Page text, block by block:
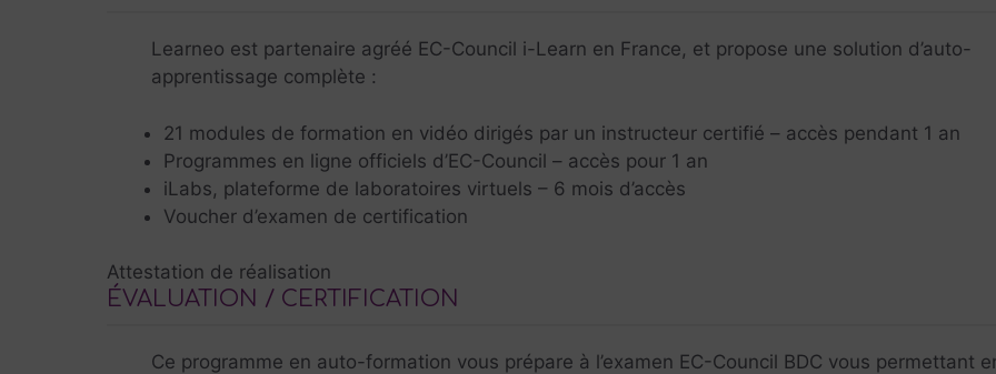
Learneo est partenaire agréé EC-Council i-Learn en France, et propose une solution d’auto-
apprentissage complète :
21 modules de formation en vidéo dirigés par un instructeur certifié – accès pendant 1 an
Programmes en ligne officiels d’EC-Council – accès pour 1 an
iLabs, plateforme de laboratoires virtuels – 6 mois d’accès
Voucher d’examen de certification
Attestation de réalisation
ÉVALUATION / CERTIFICATION
Ce programme en auto-formation vous prépare à l’examen EC-Council BDC vous permettant